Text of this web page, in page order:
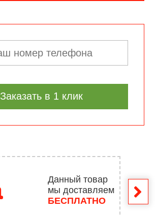
Заказать в 1 клик
Данный товар
мы доставляем
БЕСПЛАТНО